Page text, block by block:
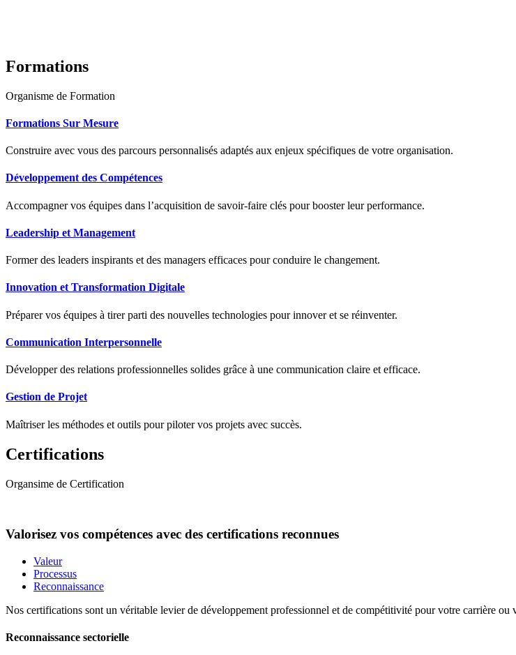
Formations
Organisme de Formation
Formations Sur Mesure
Construire avec vous des parcours personnalisés adaptés aux enjeux spécifiques de votre organisation.
Développement des Compétences
Accompagner vos équipes dans l’acquisition de savoir-faire clés pour booster leur performance.
Leadership et Management
Former des leaders inspirants et des managers efficaces pour conduire le changement.
Innovation et Transformation Digitale
Préparer vos équipes à tirer parti des nouvelles technologies pour innover et se réinventer.
Communication Interpersonnelle
Développer des relations professionnelles solides grâce à une communication claire et efficace.
Gestion de Projet
Maîtriser les méthodes et outils pour piloter vos projets avec succès.
Certifications
Organsime de Certification
Valorisez vos compétences avec des certifications reconnues
Valeur
Processus
Reconnaissance
Nos certifications sont un véritable levier de développement professionnel et de compétitivité pour votre carrière ou
Reconnaissance sectorielle